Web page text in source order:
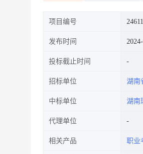
项目编号
发布时间
投标截止时间
招标单位 湖南
中标单位 湖南
代理单位
相关产品 职业